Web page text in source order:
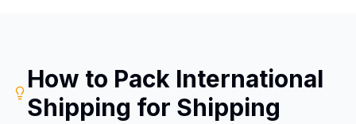
How to Pack International
Shipping for Shipping